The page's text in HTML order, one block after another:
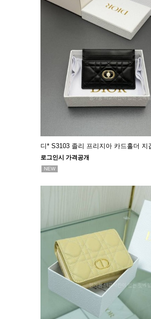
디* S3103 졸리 프리지아 카드홀더 지
로그인시 가격공개
NEW